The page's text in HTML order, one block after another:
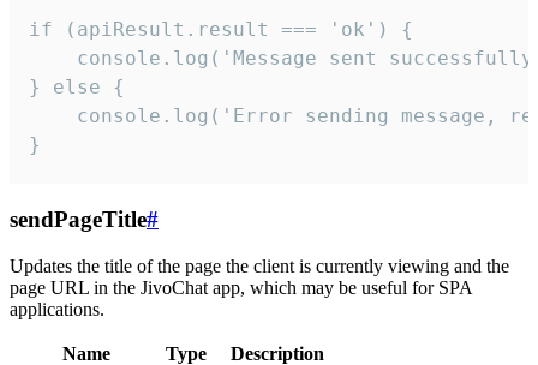
if (apiResult.result === 'ok') {
console.log('Message sent
} else {
console.log('Error sending message,
}
sendPageTitle#
Updates the title of the page the client is currently viewing and the
page URL in the JivoChat app, which may be useful for SPA
applications.
Name Type
Description